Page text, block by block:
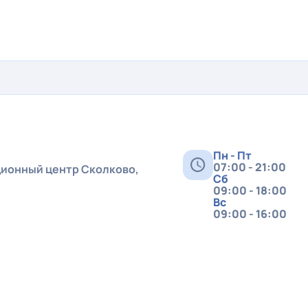
с выбранной программой.
чекапа
центр Сколково,
Пн - Пт
07:00 - 21:00
Сб
09:00 - 18:00
Вс
09:00 - 16:00